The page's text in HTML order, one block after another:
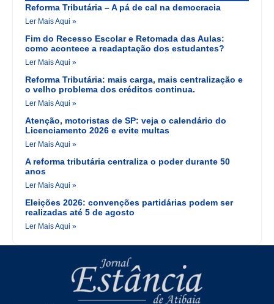
Reforma Tributária – A pá de cal na democracia
Ler Mais Aqui »
Fim do Recesso Escolar e Retomada das Aulas:
como acontece a readaptação dos estudantes?
Ler Mais Aqui »
Reforma Tributária: mais carga, mais centralização e
o velho problema dos créditos continua.
Ler Mais Aqui »
Atenção, motoristas de SP: veja o calendário do
Licenciamento 2026 e evite multas
Ler Mais Aqui »
A reforma tributária centraliza o poder durante 50
anos
Ler Mais Aqui »
Eleições 2026: convenções partidárias podem ser
realizadas até 5 de agosto
Ler Mais Aqui »